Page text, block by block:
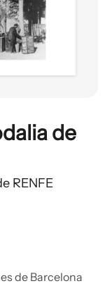
de
RENFE
de Barcelona